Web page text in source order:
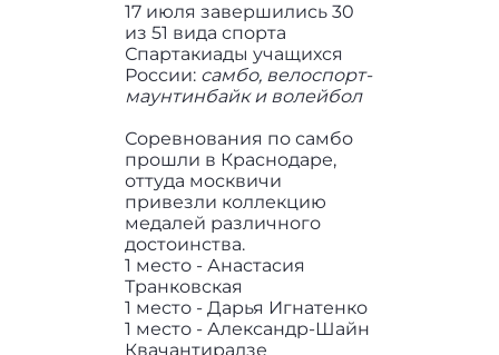
17 июля завершились 30
из 51 вида спорта
Спартакиады учащихся
России: самбо, велоспорт-
маунтинбайк и волейбол
Соревнования по самбо
прошли в Краснодаре,
оттуда москвичи
привезли коллекцию
медалей различного
достоинства.
1 место - Анастасия
Транковская
1 место - Дарья Игнатенко
1 место - Александр-Шайн
Квачантирадзе